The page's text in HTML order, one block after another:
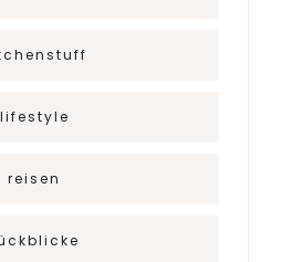
lifestyle
reisen